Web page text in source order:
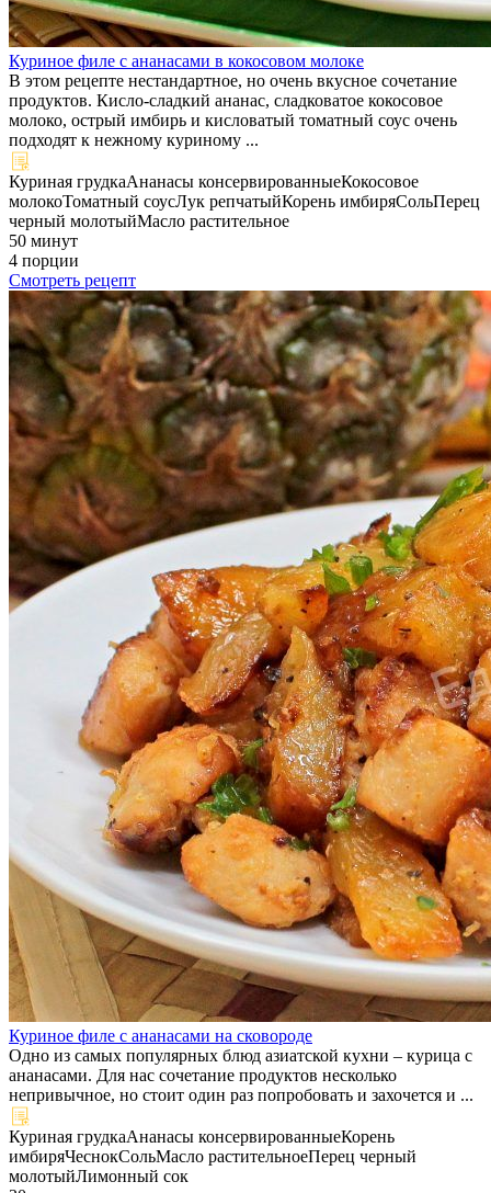
Куриное филе с ананасами в кокосовом молоке
В этом рецепте нестандартное, но очень вкусное сочетание
продуктов. Кисло-сладкий ананас, сладковатое кокосовое
молоко, острый имбирь и кисловатый томатный соус очень
подходят к нежному куриному ...
Куриная грудкаАнанасы консервированныеКокосовое
молокоТоматный соусЛук репчатыйКорень имбиряСольПерец
черный молотыйМасло растительное
50 минут
4 порции
Смотреть рецепт
Куриное филе с ананасами на сковороде
Одно из самых популярных блюд азиатской кухни – курица с
ананасами. Для нас сочетание продуктов несколько
непривычное, но стоит один раз попробовать и захочется и ...
Куриная грудкаАнанасы консервированныеКорень
имбиряЧеснокСольМасло растительноеПерец черный
молотыйЛимонный сок